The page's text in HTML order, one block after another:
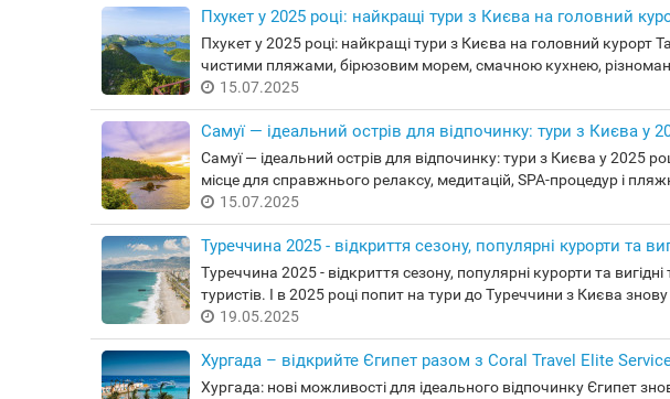
Пхукет у 2025 році: найкращі тури з Києва на головний
Пхукет у 2025 році: найкращі тури з Києва на головний курорт
чистими пляжами, бірюзовим морем, смачною кухнею,
15.07.2025
Самуї — ідеальний острів для відпочинку: тури з Києва у
Самуї — ідеальний острів для відпочинку: тури з Києва у 2025
місце для справжнього релаксу, медитацій, SPA-процедур і
15.07.2025
Туреччина 2025 - відкриття сезону, популярні курорти та
Туреччина 2025 - відкриття сезону, популярні курорти та
туристів. І в 2025 році попит на тури до Туреччини з Києва
19.05.2025
Хургада – відкрийте Єгипет разом з Coral Travel Elite
Хургада: нові можливості для ідеального відпочинку Єгипет